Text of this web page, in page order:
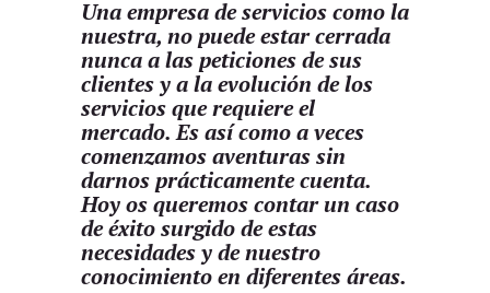
Una empresa de servicios como la
nuestra, no puede estar cerrada
nunca a las peticiones de sus
clientes y a la evolución de los
servicios que requiere el
mercado. Es así como a veces
comenzamos aventuras sin
darnos prácticamente cuenta.
Hoy os queremos contar un caso
de éxito surgido de estas
necesidades y de nuestro
conocimiento en diferentes áreas.